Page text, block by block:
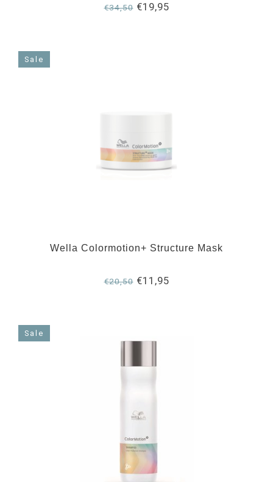
€34,50€19,95
Sale
Wella Colormotion+ Structure Mask
€20,50€11,95
Sale